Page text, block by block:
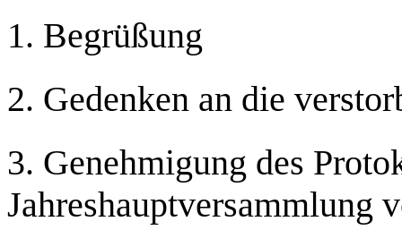
1. Begrüßung
2. Gedenken an die
3. Genehmigung des
Jahreshauptversammlung